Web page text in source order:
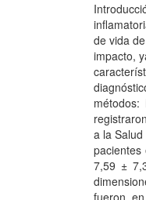
de vida
impacto,
a la
7,59 ±
fueron